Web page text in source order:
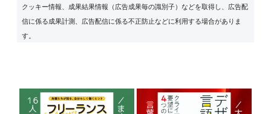
クッキー情報、成果結果情報（広告成果毎の識別子）などを取得し、広告配
信に係る成果計測、広告配信に係る不正防止などに利用する場合がありま
す。